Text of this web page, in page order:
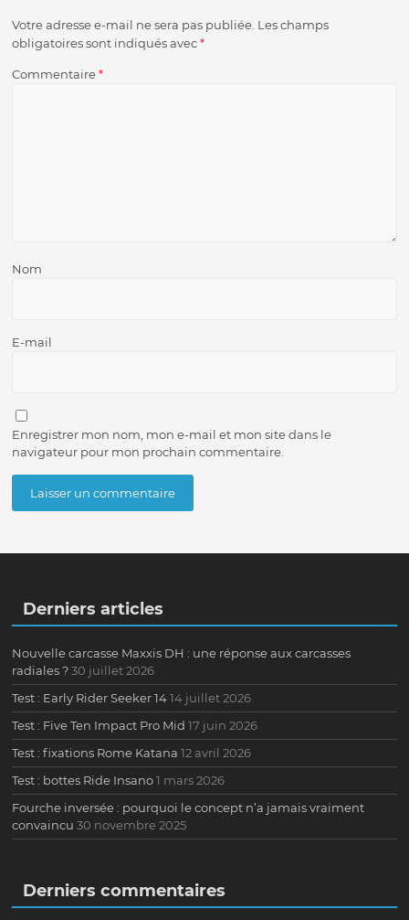
Votre adresse e-mail ne sera pas publiée. Les champs
obligatoires sont indiqués avec*
Commentaire*
Nom
E-mail
Enregistrer mon nom, mon e-mail et mon site dans le
navigateur pour mon prochain commentaire.
Derniers articles
Nouvelle carcasse Maxxis DH : une réponse aux carcasses
radiales ? 30 juillet 2026
Test : Early Rider Seeker 14 14 juillet 2026
Test : Five Ten Impact Pro Mid 17 juin 2026
Test : fixations Rome Katana 12 avril 2026
Test : bottes Ride Insano 1 mars 2026
Fourche inversée : pourquoi le concept n’a jamais vraiment
convaincu 30 novembre 2025
Derniers commentaires